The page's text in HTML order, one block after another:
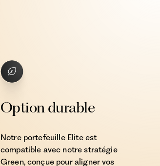
Option durable
Notre portefeuille Elite est
compatible avec notre stratégie
Green, conçue pour aligner vos